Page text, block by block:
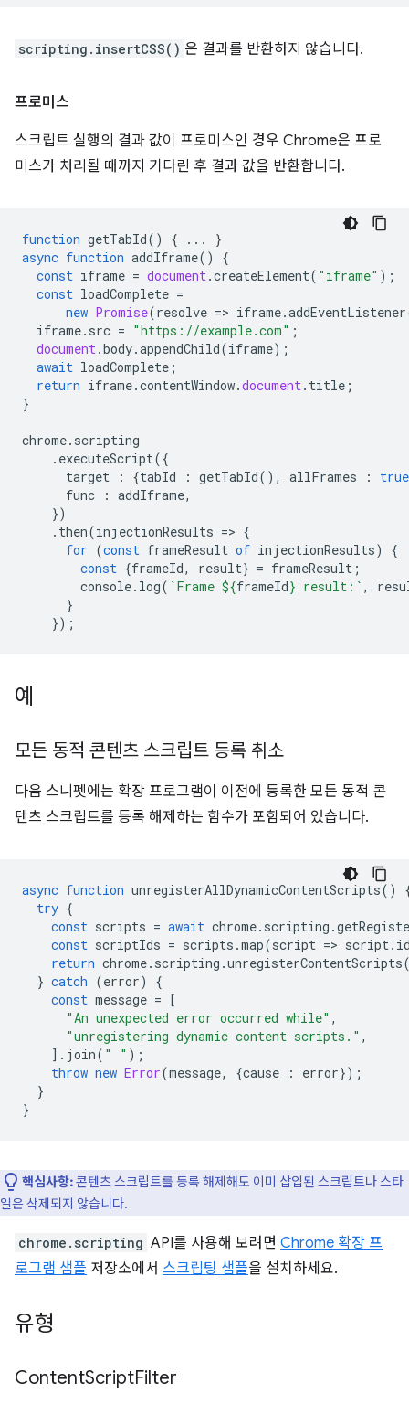
scripting.insertCSS() 은 결과를 반환하지 않습니다.
프로미스
스크립트 실행의 결과 값이 프로미스인 경우 Chrome은 프로
미스가 처리될 때까지 기다린 후 결과 값을 반환합니다.
function getTabId() { ...
}
async function addIframe()
{
const iframe = document.createElement( "iframe" );
const loadComplete =
new Promise(resolve => iframe.addEventListener
iframe. src = "https://example.com" ;
document.body.appendChild(iframe);
await loadComplete ;
return iframe.contentWindow.document. title ;
}
chrome. scripting
. executeScript({
target
: {tabId : getTabId(), allFrames :
true
func
: addIframe,
})
. then(injectionResults => {
for (const frameResult of injectionResults)
{
const {frameId, result} = frameResult ;
console. log( `Frame ${frameId} result:` ,
}
});
예
모든 동적 콘텐츠 스크립트 등록 취소
다음 스니펫에는 확장 프로그램이 이전에 등록한 모든 동적 콘
텐츠 스크립트를 등록 해제하는 함수가 포함되어 있습니다.
async function unregisterAllDynamicContentScripts()
try {
const scripts = await chrome. scripting .
const scriptIds = scripts .map(script => script.
return chrome. scripting .unregisterContentScripts
} catch (error)
{
const message = [
"An unexpected error occurred while" ,
"unregistering dynamic content scripts." ,
]. join( " " );
throw new Error(message, {cause : error});
}
}
핵심사항:콘텐츠 스크립트를 등록 해제해도 이미 삽입된 스크립트나 스타
일은 삭제되지 않습니다.
chrome.scripting API를 사용해 보려면 Chrome 확장 프
로그램 샘플 저장소에서 스크립팅 샘플을 설치하세요.
유형
ContentScriptFilter